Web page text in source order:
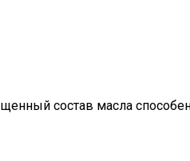
состав масла